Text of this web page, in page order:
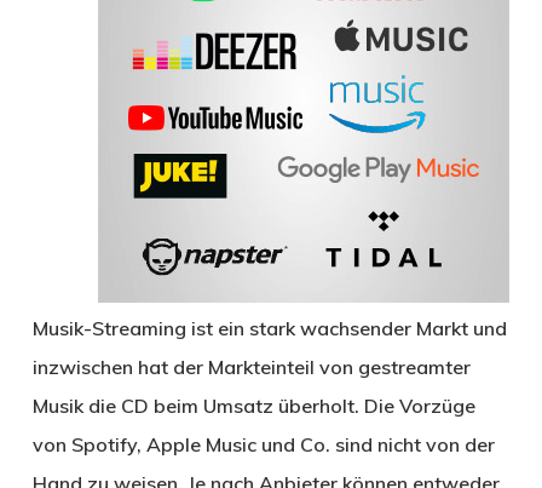
Musik-Streaming ist ein stark wachsender Markt und
inzwischen hat der Markteinteil von gestreamter
Musik die CD beim Umsatz überholt. Die Vorzüge
von Spotify, Apple Music und Co. sind nicht von der